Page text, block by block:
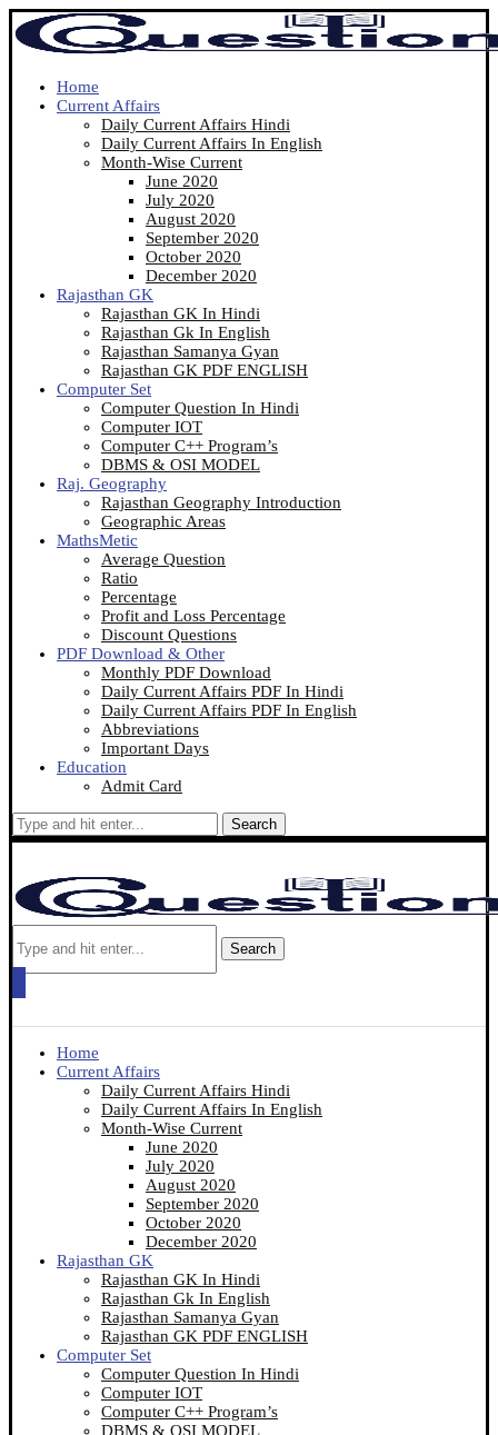
Home
Current Affairs
Daily Current Affairs Hindi
Daily Current Affairs In English
Month-Wise Current
June 2020
July 2020
August 2020
September 2020
October 2020
December 2020
Rajasthan GK
Rajasthan GK In Hindi
Rajasthan Gk In English
Rajasthan Samanya Gyan
Rajasthan GK PDF ENGLISH
Computer Set
Computer Question In Hindi
Computer IOT
Computer C++ Program’s
DBMS & OSI MODEL
Raj. Geography
Rajasthan Geography Introduction
Geographic Areas
MathsMetic
Average Question
Ratio
Percentage
Profit and Loss Percentage
Discount Questions
PDF Download & Other
Monthly PDF Download
Daily Current Affairs PDF In Hindi
Daily Current Affairs PDF In English
Abbreviations
Important Days
Education
Admit Card
Search
Search
Home
Current Affairs
Daily Current Affairs Hindi
Daily Current Affairs In English
Month-Wise Current
June 2020
July 2020
August 2020
September 2020
October 2020
December 2020
Rajasthan GK
Rajasthan GK In Hindi
Rajasthan Gk In English
Rajasthan Samanya Gyan
Rajasthan GK PDF ENGLISH
Computer Set
Computer Question In Hindi
Computer IOT
Computer C++ Program’s
DBMS & OSI MODEL